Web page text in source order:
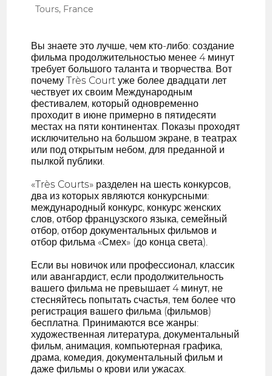
Tours, France
Вы знаете это лучше, чем кто-либо: создание
фильма продолжительностью менее 4 минут
требует большого таланта и творчества. Вот
почему Très Court уже более двадцати лет
чествует их своим Международным
фестивалем, который одновременно
проходит в июне примерно в пятидесяти
местах на пяти континентах. Показы проходят
исключительно на большом экране, в театрах
или под открытым небом, для преданной и
пылкой публики.
«Très Courts» разделен на шесть конкурсов,
два из которых являются конкурсными:
международный конкурс, конкурс женских
слов, отбор французского языка, семейный
отбор, отбор документальных фильмов и
отбор фильма «Смех» (до конца света).
Если вы новичок или профессионал, классик
или авангардист, если продолжительность
вашего фильма не превышает 4 минут, не
стесняйтесь попытать счастья, тем более что
регистрация вашего фильма (фильмов)
бесплатна. Принимаются все жанры:
художественная литература, документальный
фильм, анимация, компьютерная графика,
драма, комедия, документальный фильм и
даже фильмы о крови или ужасах.